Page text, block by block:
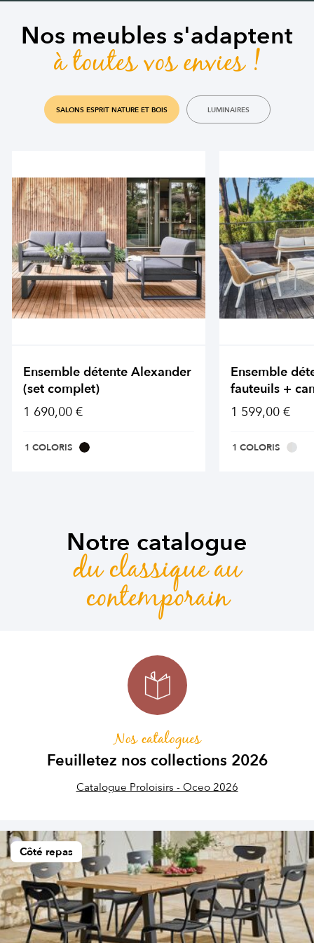
Nos meubles s'adaptent
à toutes vos envies !
SALONS ESPRIT NATURE ET BOIS LUMINAIRES
Ensemble détente Alexander
(set complet)
1 690,00 €
1 COLORIS
Ensemble
fauteuils +
1 599,00 €
1 COLORIS
Notre catalogue
du classique au
contemporain
Nos catalogues
Feuilletez nos collections 2026
Catalogue Proloisirs - Oceo 2026
Côté repas